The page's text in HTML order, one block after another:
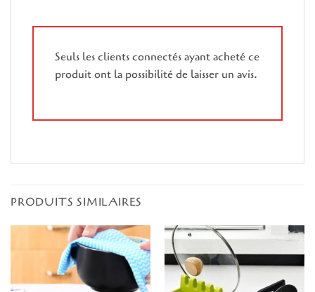
Seuls les clients connectés ayant acheté ce
produit ont la possibilité de laisser un avis.
PRODUITS SIMILAIRES